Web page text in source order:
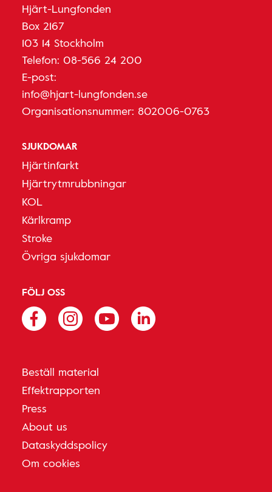
Hjärt-Lungfonden
Box 2167
103 14 Stockholm
Telefon: 08-566 24 200
E-post:
info@hjart-lungfonden.se
Organisationsnummer: 802006-0763
SJUKDOMAR
Hjärtinfarkt
Hjärtrytmrubbningar
KOL
Kärlkramp
Stroke
Övriga sjukdomar
FÖLJ OSS
Beställ material
Effektrapporten
Press
About us
Dataskyddspolicy
Om cookies